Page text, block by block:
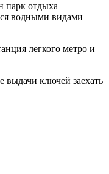
парк отдыха
водными видами
легкого метро и
выдачи ключей заехать